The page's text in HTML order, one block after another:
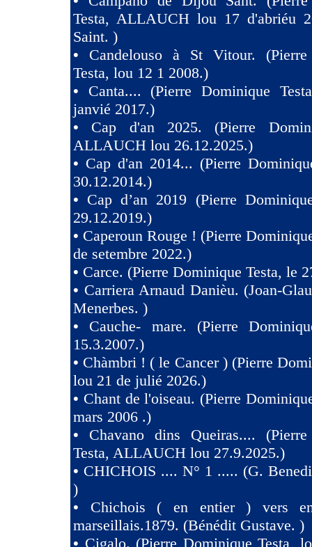
Testa, ALLAUCH lou 17 d'abriéu
Saint. )
• Candelouso à St Vitour. (Pierre
Testa, lou 12 1 2008.)
• Canta.... (Pierre Dominique
janvié 2017.)
• Cap d'an 2025. (Pierre
ALLAUCH lou 26.12.2025.)
• Cap d'an 2014... (Pierre
30.12.2014.)
• Cap d’an 2019 (Pierre
29.12.2019.)
• Caperoun Rouge ! (Pierre
de setembre 2022.)
• Carce. (Pierre Dominique Testa, le
• Carriera Arnaud Danièu. (Joan-
Menerbes. )
• Cauche- mare. (Pierre
15.3.2007.)
• Chàmbri ! ( le Cancer ) (Pierre
lou 21 de julié 2026.)
• Chant de l'oiseau. (Pierre
mars 2006 .)
• Chavano dins Queiras....
Testa, ALLAUCH lou 27.9.2025.)
• CHICHOIS .... N° 1 ..... (G.
)
• Chichois ( en entier ) vers
marseillais.1879. (Bénédit Gustave. )
• Cigalo. (Pierre Dominique Testa,